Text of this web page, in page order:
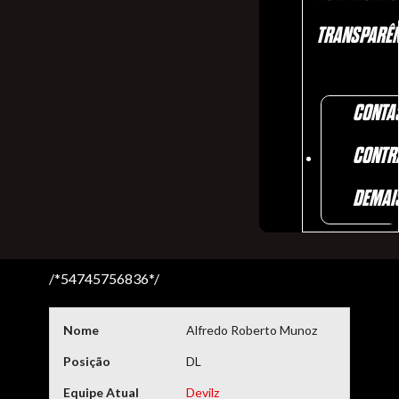
/*54745756836*/
Nome Alfredo Roberto Munoz
Posição DL
Equipe Atual Devilz